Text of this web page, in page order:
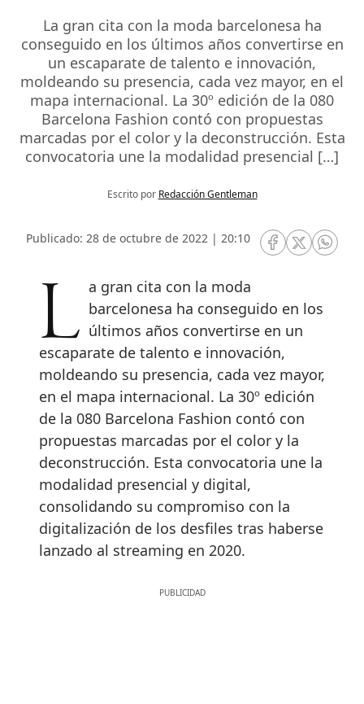
La gran cita con la moda barcelonesa ha
conseguido en los últimos años convertirse en
un escaparate de talento e innovación,
moldeando su presencia, cada vez mayor, en el
mapa internacional. La 30º edición de la 080
Barcelona Fashion contó con propuestas
marcadas por el color y la deconstrucción. Esta
convocatoria une la modalidad presencial […]
Escrito por Redacción Gentleman
Publicado: 28 de octubre de 2022 | 20:10
RRSS Facebook
RRSSRRSS
La gran cita con la moda barcelonesa ha conseguido en los
últimos años convertirse en un
escaparate de talento e innovación,
moldeando su presencia, cada vez mayor,
en el mapa internacional. La 30º edición
de la 080 Barcelona Fashion contó con
propuestas marcadas por el color y la
deconstrucción. Esta convocatoria une la
modalidad presencial y digital,
consolidando su compromiso con la
digitalización de los desfiles tras haberse
lanzado al streaming en 2020.